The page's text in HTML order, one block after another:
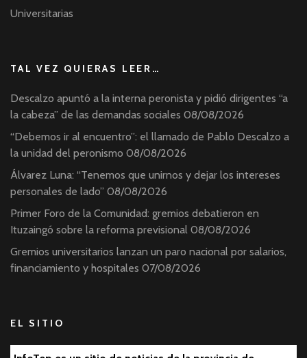
Universitarias
TAL VEZ QUIERAS LEER…
Descalzo apuntó a la interna peronista y pidió dirigentes “a
la cabeza” de las demandas sociales 08/08/2026
“Debemos ir al encuentro”: el llamado de Pablo Descalzo a
la unidad del peronismo 08/08/2026
Álvarez Luna: “Tenemos que unirnos y dejar los intereses
personales de lado” 08/08/2026
Primer Foro de la Comunidad: gremios debatieron en
Ituzaingó sobre la reforma previsional 08/08/2026
Gremios universitarios lanzan un paro nacional por salarios,
financiamiento y hospitales 07/08/2026
EL SITIO